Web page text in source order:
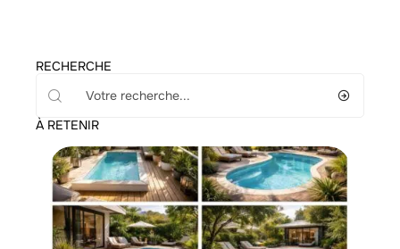
RECHERCHE
À RETENIR
Équipement